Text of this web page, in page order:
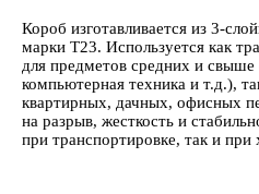
Короб изготавливается из 3-
марки Т23. Используется как
для предметов средних и свыше
компьютерная техника и т.д.),
квартирных, дачных, офисных
на разрыв, жесткость и
при транспортировке, так и